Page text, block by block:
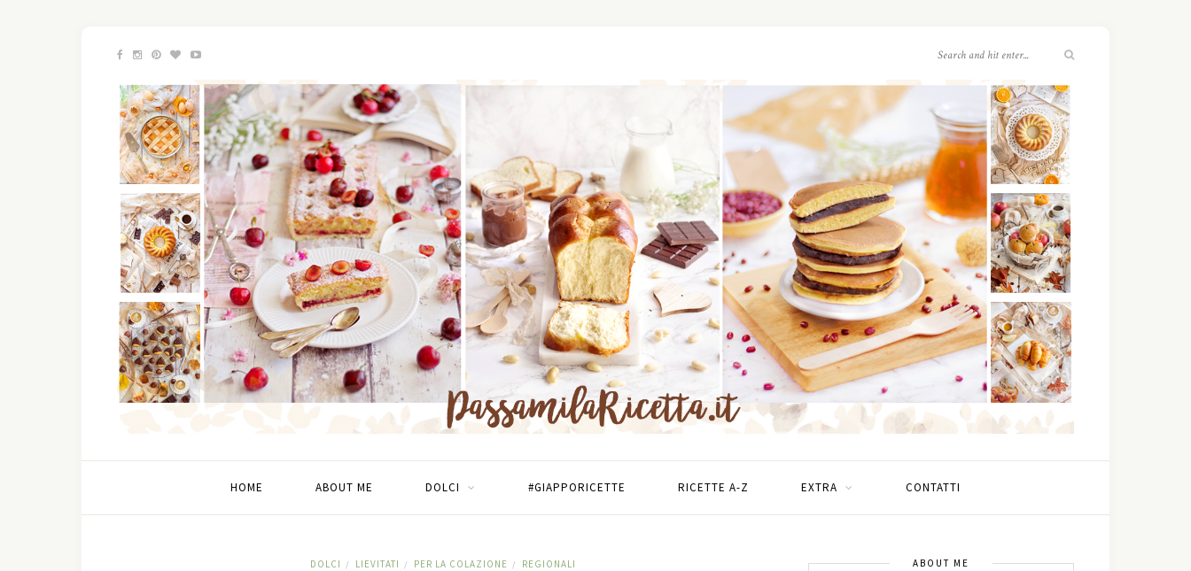
HOME ABOUT ME DOLCI #GIAPPORICETTE RICETTE A-Z EXTRA CONTATTI
DOLCI / LIEVITATI / PER LA COLAZIONE / REGIONALI ABOUT ME